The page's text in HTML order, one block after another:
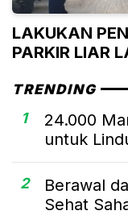
LAKUKAN
PARKIR LIAR
TRENDING
1
24.000
untuk
2
Berawal
Sehat